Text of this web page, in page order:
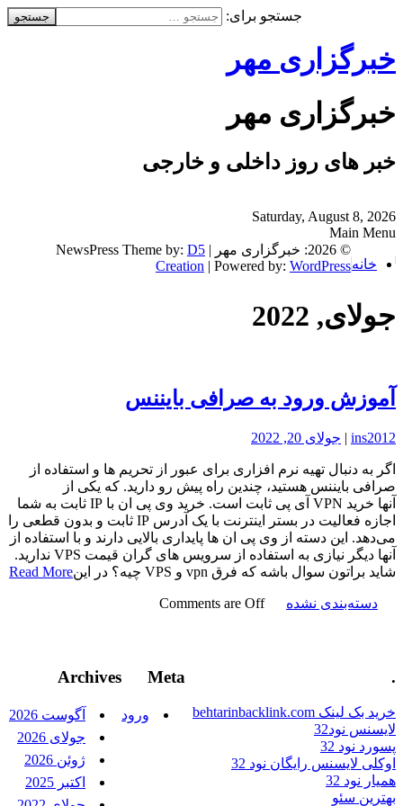
جستجو برای:
خبرگزاری مهر
خبرگزاری مهر
خبر های روز داخلی و خارجی
Saturday, August 8, 2026
Main Menu
خانه
جولای, 2022
آموزش ورود به صرافی بایننس
ins2012
| جولای 20, 2022
اگر به دنبال تهیه نرم افزاری برای عبور از تحریم ها و استفاده از
صرافی بایننس هستید، چندین راه پیش رو دارید. که یکی از
آنها خرید VPN آی پی ثابت است. خرید وی پی ان با IP ثابت به شما
اجازه فعالیت در بستر اینترنت با یک آدرس IP ثابت و بدون قطعی را
می‌دهد. این دسته از وی پی ان ها پایداری بالایی دارند و با استفاده از
آنها دیگر نیازی به استفاده از سرویس های گران قیمت VPS ندارید.
شاید براتون سوال باشه که فرق vpn و VPS چیه؟ در این
Read More
دسته‌بندی نشده Comments are Off
Archives
آگوست 2026
جولای 2026
ژوئن 2026
اکتبر 2025
Meta
ورود
.
خرید بک لینک behtarinbacklink.com
لایسنس نود32
پسورد نود 32
اوکلی لایسنس رایگان نود 32
همیار نود 32
بهترین سئو
© 2026: خبرگزاری مهر | NewsPress Theme by:
D5
Creation | Powered by: WordPress